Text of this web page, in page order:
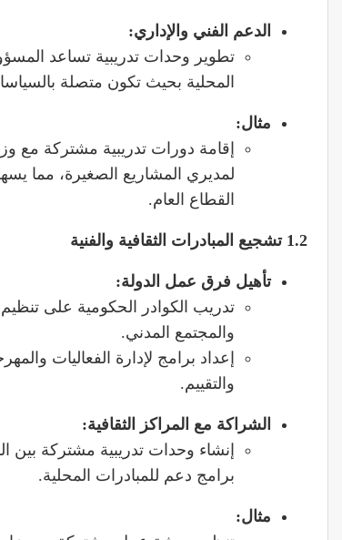
الدعم الفني والإداري:
تطوير وحدات تدريبية تساعد
المحلية بحيث تكون متصلة
مثال:
إقامة دورات تدريبية مشتركة مع
لمديري المشاريع الصغيرة، مما
القطاع العام.
1.2 تشجيع المبادرات الثقافية والفنية
تأهيل فرق عمل الدولة:
تدريب الكوادر الحكومية على تنظيم
والمجتمع المدني.
إعداد برامج لإدارة الفعاليات
والتقييم.
الشراكة مع المراكز الثقافية:
إنشاء وحدات تدريبية مشتركة بين
برامج دعم للمبادرات المحلية.
مثال: